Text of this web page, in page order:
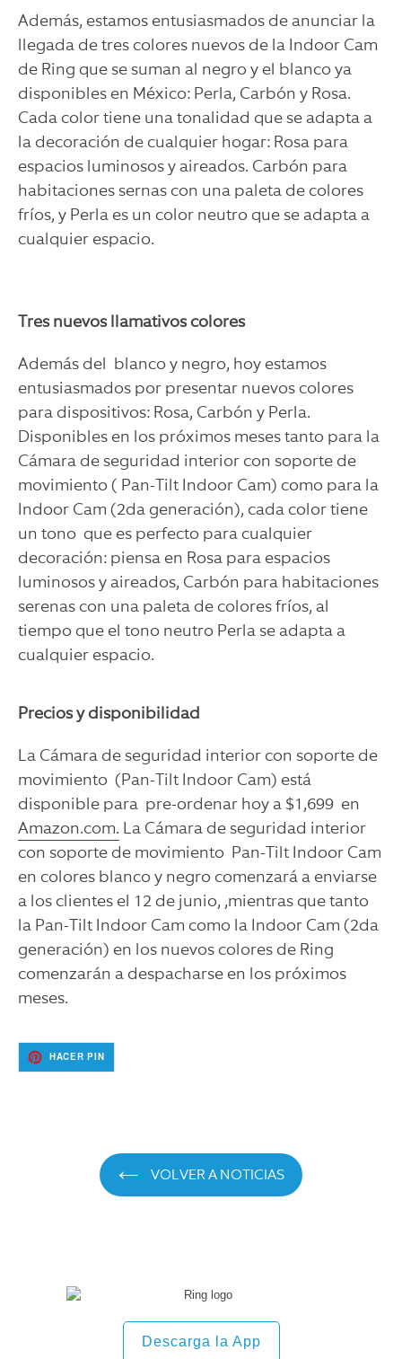
Además, estamos entusiasmados de anunciar la
llegada de tres colores nuevos de la Indoor Cam
de Ring que se suman al negro y el blanco ya
disponibles en México: Perla, Carbón y Rosa.
Cada color tiene una tonalidad que se adapta a
la decoración de cualquier hogar: Rosa para
espacios luminosos y aireados. Carbón para
habitaciones sernas con una paleta de colores
fríos, y Perla es un color neutro que se adapta a
cualquier espacio.
Tres nuevos llamativos colores
Además del blanco y negro, hoy estamos
entusiasmados por presentar nuevos colores
para dispositivos: Rosa, Carbón y Perla.
Disponibles en los próximos meses tanto para la
Cámara de seguridad interior con soporte de
movimiento ( Pan-Tilt Indoor Cam) como para la
Indoor Cam (2da generación), cada color tiene
un tono que es perfecto para cualquier
decoración: piensa en Rosa para espacios
luminosos y aireados, Carbón para habitaciones
serenas con una paleta de colores fríos, al
tiempo que el tono neutro Perla se adapta a
cualquier espacio.
Precios y disponibilidad
La Cámara de seguridad interior con soporte de
movimiento (Pan-Tilt Indoor Cam) está
disponible para pre-ordenar hoy a $1,699 en
Amazon.com. La Cámara de seguridad interior
con soporte de movimiento Pan-Tilt Indoor Cam
en colores blanco y negro comenzará a enviarse
a los clientes el 12 de junio, ,mientras que tanto
la Pan-Tilt Indoor Cam como la Indoor Cam (2da
generación) en los nuevos colores de Ring
comenzarán a despacharse en los próximos
meses.
HACER PINPINEAR
EN
PINTEREST
VOLVER A NOTICIAS
Descarga la App